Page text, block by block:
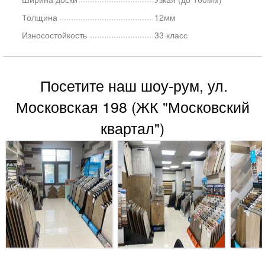
Толщина
12мм
Износостойкость
33 класс
Посетите наш шоу-рум, ул.
Московская 198 (ЖК "Московский
квартал")